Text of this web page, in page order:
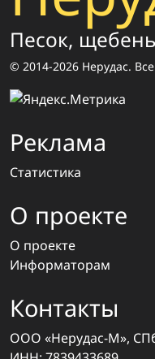
Песок,
© 2014-2026 Нерудас.
Реклама
Статистика
О проекте
О проекте
Информаторам
Контакты
ООО «Нерудас-М»,